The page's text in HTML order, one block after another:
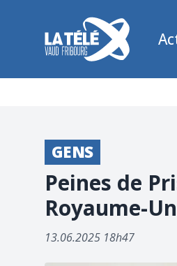
La Télé - Télévision
GENS
Peines de
Royaume-
13.06.2025 18h47